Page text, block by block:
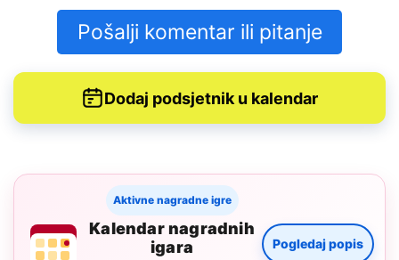
Pošalji komentar ili pitanje
Dodaj podsjetnik u kalendar
Aktivne nagradne igre
Kalendar nagradnih
igara
Pogledaj popis